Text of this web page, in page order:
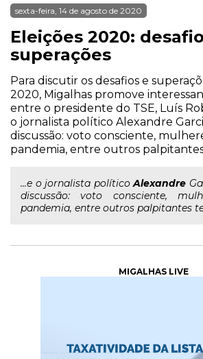
sexta-feira, 14 de agosto de 2020
Eleições 2020:
superações
Para discutir os desafios e
2020, Migalhas promove
entre o presidente do TSE, Luís
o jornalista político Alexandre
discussão: voto consciente,
pandemia, entre outros
...e o jornalista políticoAlexandre
discussão: voto consciente,
pandemia, entre outros palpitantes
MIGALHAS LIVE